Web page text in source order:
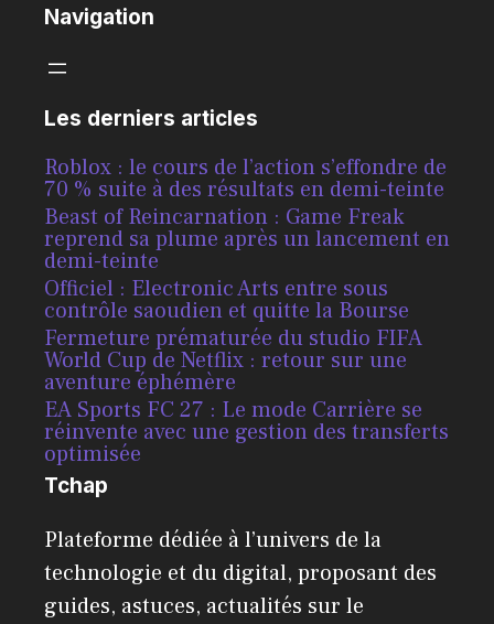
Navigation
Les derniers articles
Roblox : le cours de l’action s’effondre de
70 % suite à des résultats en demi-teinte
Beast of Reincarnation : Game Freak
reprend sa plume après un lancement en
demi-teinte
Officiel : Electronic Arts entre sous
contrôle saoudien et quitte la Bourse
Fermeture prématurée du studio FIFA
World Cup de Netflix : retour sur une
aventure éphémère
EA Sports FC 27 : Le mode Carrière se
réinvente avec une gestion des transferts
optimisée
Tchap
Plateforme dédiée à l’univers de la
technologie et du digital, proposant des
guides, astuces, actualités sur le